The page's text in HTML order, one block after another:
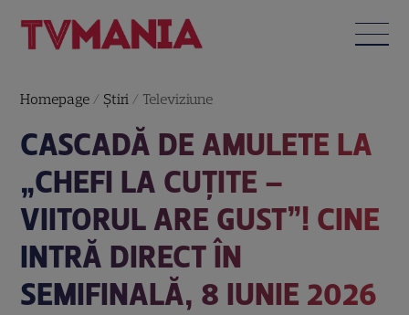
Homepage / Știri / Televiziune
CASCADĂ DE AMULETE LA
„CHEFI LA CUȚITE –
VIITORUL ARE GUST”! CINE
INTRĂ DIRECT ÎN
SEMIFINALĂ, 8 IUNIE 2026